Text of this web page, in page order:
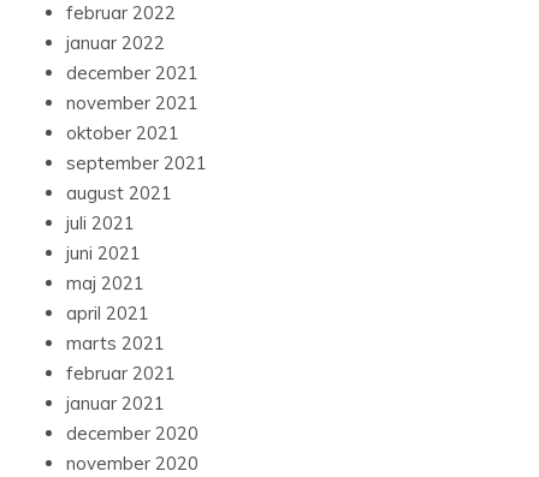
februar 2022
januar 2022
december 2021
november 2021
oktober 2021
september 2021
august 2021
juli 2021
juni 2021
maj 2021
april 2021
marts 2021
februar 2021
januar 2021
december 2020
november 2020